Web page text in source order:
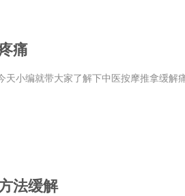
痛
小编就带大家了解下中医按摩推拿缓
法缓解